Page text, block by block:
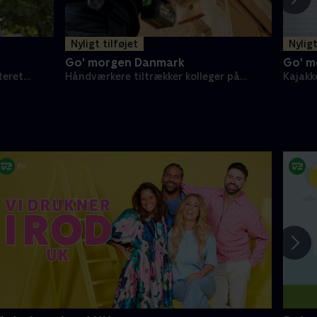
Nyligt tilføjet
Go' morgen Danmark
Håndværkere tiltrækker kolleger på
Go'